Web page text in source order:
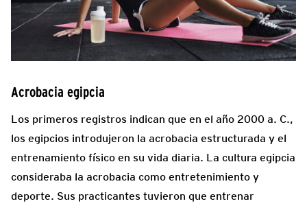
Acrobacia egipcia
Los primeros registros indican que en el año 2000 a. C.,
los egipcios introdujeron la acrobacia estructurada y el
entrenamiento físico en su vida diaria. La cultura egipcia
consideraba la acrobacia como entretenimiento y
deporte. Sus practicantes tuvieron que entrenar